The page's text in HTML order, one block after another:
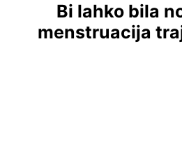
Javno Zdravje In Varnost
Bi lahko bila
menstruacija